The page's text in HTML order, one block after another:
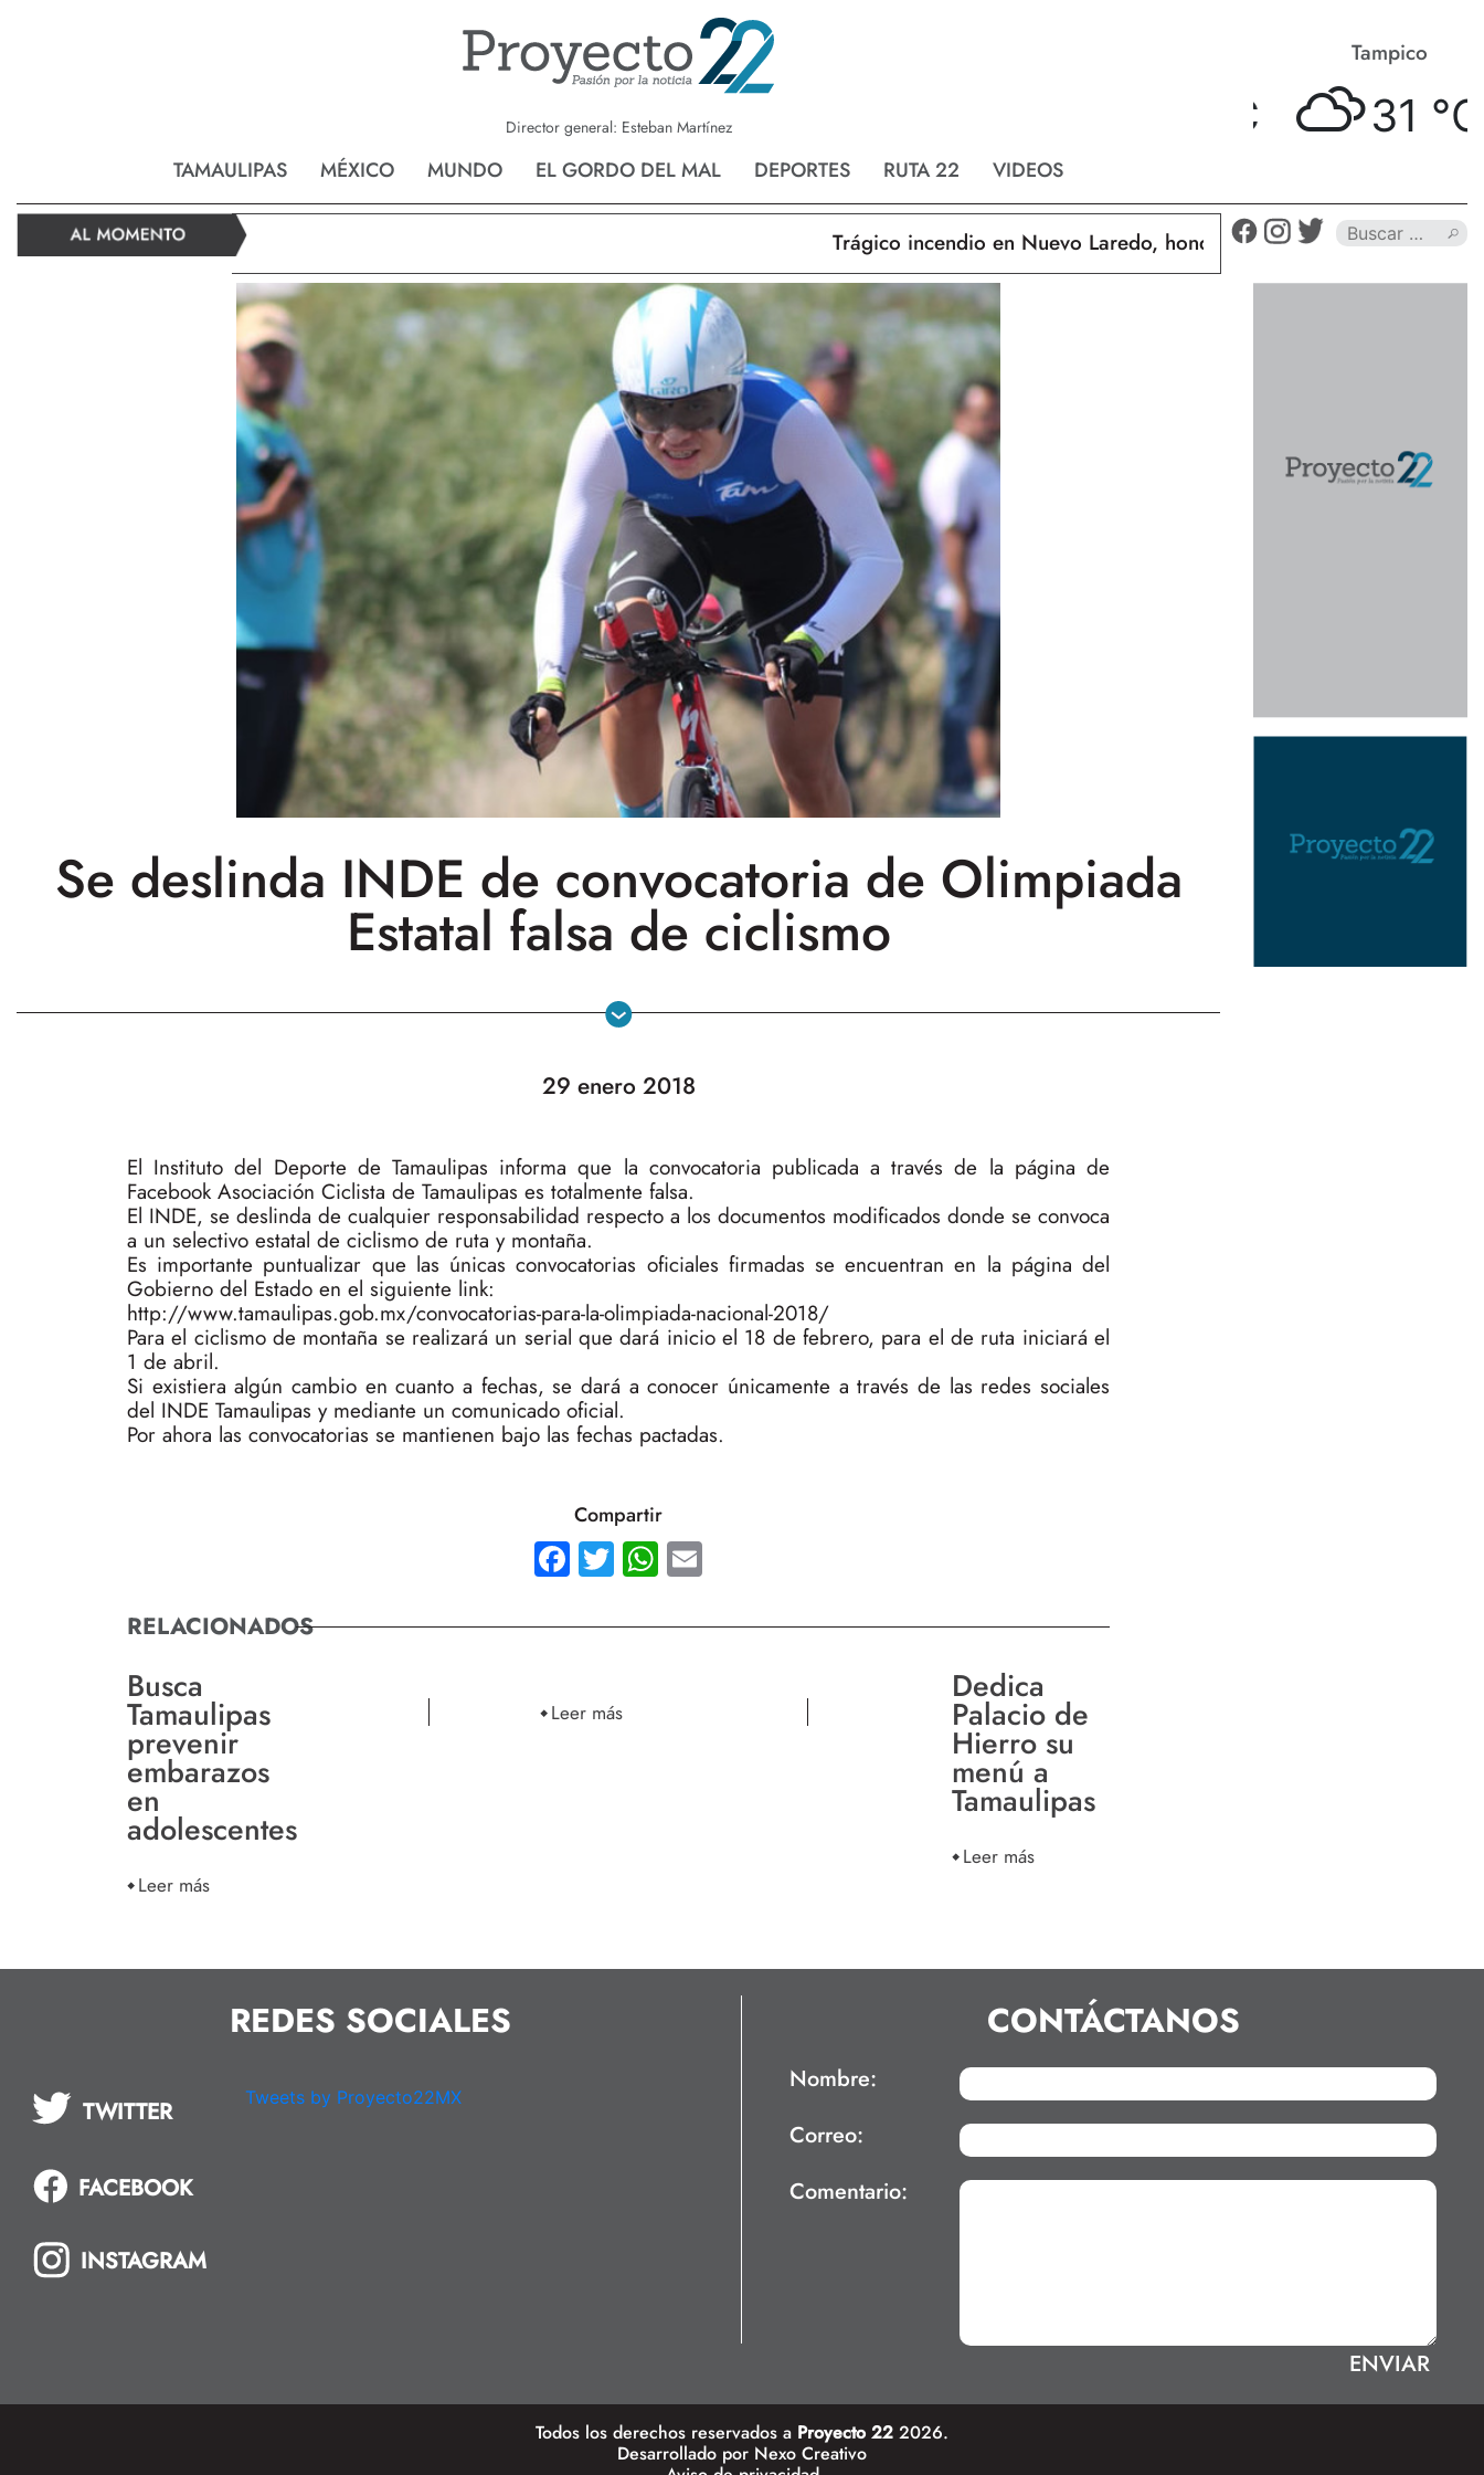
Director general: Esteban Martínez
TAMAULIPAS MÉXICO MUNDO EL GORDO DEL MAL DEPORTES RUTA 22 VIDEOS
Reynosa Nvo. Laredo Tampico
31 ° C
Trágico incendio en Nuevo Laredo, hondureño muere calcinado
Se deslinda INDE de convocatoria de Olimpiada
Estatal falsa de ciclismo
29 enero 2018
El Instituto del Deporte de Tamaulipas informa que la convocatoria publicada a través de la página de
Facebook Asociación Ciclista de Tamaulipas es totalmente falsa.
El INDE, se deslinda de cualquier responsabilidad respecto a los documentos modificados donde se convoca
a un selectivo estatal de ciclismo de ruta y montaña.
Es importante puntualizar que las únicas convocatorias oficiales firmadas se encuentran en la página del
Gobierno del Estado en el siguiente link:
http://www.tamaulipas.gob.mx/convocatorias-para-la-olimpiada-nacional-2018/
Para el ciclismo de montaña se realizará un serial que dará inicio el 18 de febrero, para el de ruta iniciará el
1 de abril.
Si existiera algún cambio en cuanto a fechas, se dará a conocer únicamente a través de las redes sociales
del INDE Tamaulipas y mediante un comunicado oficial.
Por ahora las convocatorias se mantienen bajo las fechas pactadas.
Compartir
Facebook
TwitterWhatsApp
RELACIONADOS
Busca
Tamaulipas
prevenir
embarazos
en
adolescentes
Leer más
Leer más
Dedica
Palacio de
Hierro su
menú a
Tamaulipas
Leer más
REDES SOCIALES
TWITTER
FACEBOOK
INSTAGRAM
Tweets by Proyecto22MX
CONTÁCTANOS
Nombre:
Correo:
Comentario:
Todos los derechos reservados a Proyecto 22 2026.
Desarrollado por Nexo Creativo